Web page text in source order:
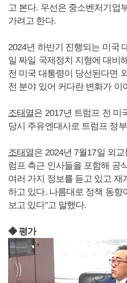
고 본다. 우선은 중소벤처기업
가려고 한다.
2024년 하반기 진행되는 미국
일 짜일 국제정치 지형에 대비
전 미국 대통령이 당선된다면
전 분야 있어 커다란 변화가 이
조태열은 2017년 트럼프 전 미
당시 주유엔대사로 트럼프 정
조태열은 2024년 7월17일 외
럼프 측근 인사들을 포함해 공
여러 가지 정보를 듣고 있고 재
하고 있다. 나름대로 정책 동향
보고 있다"고 말했다.
◆ 평가